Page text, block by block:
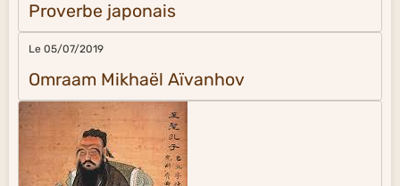
Proverbe japonais
Le 05/07/2019
Omraam Mikhaël Aïvanhov